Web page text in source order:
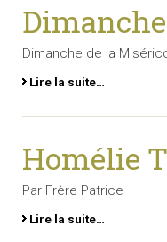
Dimanche de la
Lire la suite…
Homélie
Par Frère Patrice
Lire la suite…